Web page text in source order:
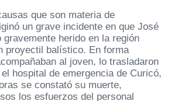
que son materia de
un grave incidente en que José
herido en la región
proyectil balístico. En forma
al joven, lo trasladaron
hospital de emergencia de Curicó,
se constató su muerte,
los esfuerzos del personal